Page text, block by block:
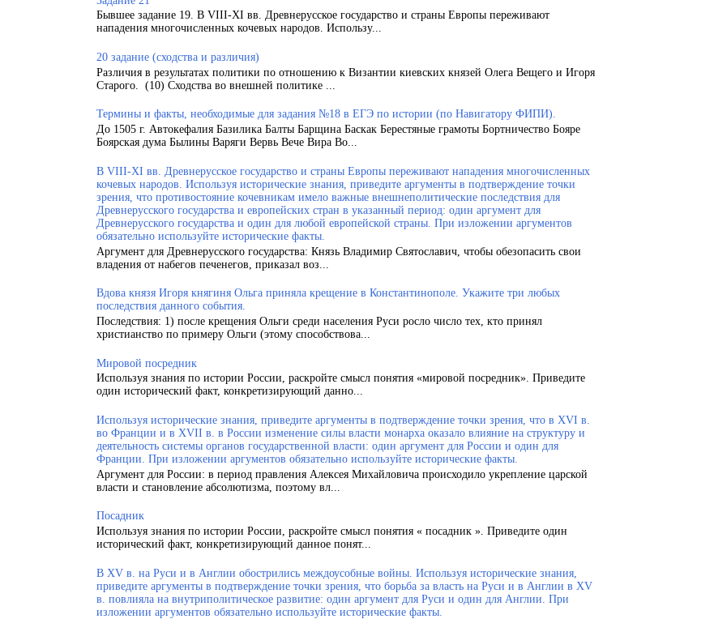
Бывшее задание 19. В VIII-XI вв. Древнерусское государство и страны Европы переживают
нападения многочисленных кочевых народов. Использу...
20 задание (сходства и различия)
Различия в результатах политики по отношению к Византии киевских князей Олега Вещего и Игоря
Старого. (10) Сходства во внешней политике ...
Термины и факты, необходимые для задания №18 в ЕГЭ по истории (по Навигатору ФИПИ).
До 1505 г. Автокефалия Базилика Балты Барщина Баскак Берестяные грамоты Бортничество Бояре
Боярская дума Былины Варяги Вервь Вече Вира Во...
В VIII-XI вв. Древнерусское государство и страны Европы переживают нападения многочисленных
кочевых народов. Используя исторические знания, приведите аргументы в подтверждение точки
зрения, что противостояние кочевникам имело важные внешнеполитические последствия для
Древнерусского государства и европейских стран в указанный период: один аргумент для
Древнерусского государства и один для любой европейской страны. При изложении аргументов
обязательно используйте исторические факты.
Аргумент для Древнерусского государства: Князь Владимир Святославич, чтобы обезопасить свои
владения от набегов печенегов, приказал воз...
Вдова князя Игоря княгиня Ольга приняла крещение в Константинополе. Укажите три любых
последствия данного события.
Последствия: 1) после крещения Ольги среди населения Руси росло число тех, кто принял
христианство по примеру Ольги (этому способствова...
Мировой посредник
Используя знания по истории России, раскройте смысл понятия «мировой посредник». Приведите
один исторический факт, конкретизирующий данно...
Используя исторические знания, приведите аргументы в подтверждение точки зрения, что в XVI в.
во Франции и в XVII в. в России изменение силы власти монарха оказало влияние на структуру и
деятельность системы органов государственной власти: один аргумент для России и один для
Франции. При изложении аргументов обязательно используйте исторические факты.
Аргумент для России: в период правления Алексея Михайловича происходило укрепление царской
власти и становление абсолютизма, поэтому вл...
Посадник
Используя знания по истории России, раскройте смысл понятия « посадник ». Приведите один
исторический факт, конкретизирующий данное понят...
В XV в. на Руси и в Англии обострились междоусобные войны. Используя исторические знания,
приведите аргументы в подтверждение точки зрения, что борьба за власть на Руси и в Англии в XV
в. повлияла на внутриполитическое развитие: один аргумент для Руси и один для Англии. При
изложении аргументов обязательно используйте исторические факты.